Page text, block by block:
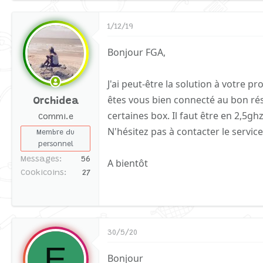
Orchidea
Commi.e
Membre du
personnel
Messages
56
Cookicoins
27
1/12/19
Bonjour FGA,
J'ai peut-être la solution à votre
êtes vous bien connecté au bon
certaines box. Il faut être en
N'hésitez pas à contacter le
A bientôt
30/5/20
Bonjour